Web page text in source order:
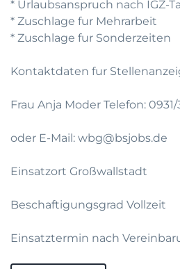
* Urlaubsanspruch nach IGZ-
* Zuschlage fur Mehrarbeit
* Zuschlage fur Sonderzeiten
Kontaktdaten fur
Frau Anja Moder Telefon: 0931/
oder E-Mail: wbg@bsjobs.de
Einsatzort Großwallstadt
Beschaftigungsgrad Vollzeit
Einsatztermin nach